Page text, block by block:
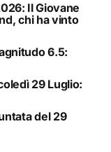
Il Giovane
chi ha vinto
6.5:
29 Luglio:
del 29